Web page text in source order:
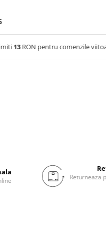
13 RON pentru comenzile
Returneaza